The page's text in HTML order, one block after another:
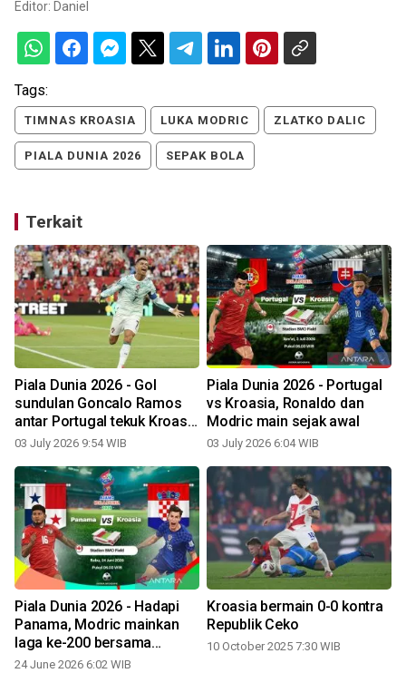
Editor: Daniel
Tags:
TIMNAS KROASIA LUKA MODRIC ZLATKO DALIC
PIALA DUNIA 2026 SEPAK BOLA
Terkait
Piala Dunia 2026 - Gol
sundulan Goncalo Ramos
antar Portugal tekuk Kroasia
2-1 untuk ke 16 besar
03 July 2026 9:54 WIB
Piala Dunia 2026 - Portugal
vs Kroasia, Ronaldo dan
Modric main sejak awal
03 July 2026 6:04 WIB
Piala Dunia 2026 - Hadapi
Panama, Modric mainkan
laga ke-200 bersama
Kroasia
24 June 2026 6:02 WIB
Kroasia bermain 0-0 kontra
Republik Ceko
10 October 2025 7:30 WIB